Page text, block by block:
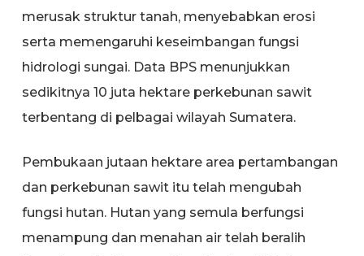
merusak struktur tanah, menyebabkan erosi
serta memengaruhi keseimbangan fungsi
hidrologi sungai. Data BPS menunjukkan
sedikitnya 10 juta hektare perkebunan sawit
terbentang di pelbagai wilayah Sumatera.
Pembukaan jutaan hektare area pertambangan
dan perkebunan sawit itu telah mengubah
fungsi hutan. Hutan yang semula berfungsi
menampung dan menahan air telah beralih